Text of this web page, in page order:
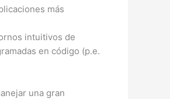
más
intuitivos de
en código (p.e.
una gran